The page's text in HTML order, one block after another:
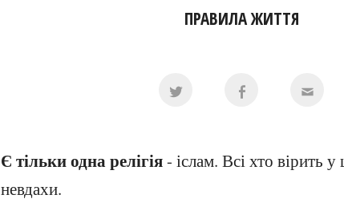
ПРАВИЛА ЖИТТЯ
Є тільки одна релігія- іслам. Всі хто вірить
невдахи.